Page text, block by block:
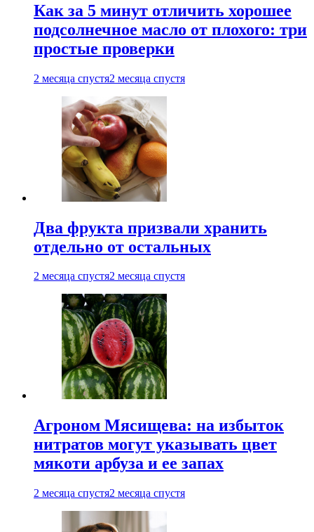
Как за 5 минут отличить хорошее
подсолнечное масло от плохого: три
простые проверки
2 месяца спустя2 месяца спустя
Два фрукта призвали хранить
отдельно от остальных
2 месяца спустя2 месяца спустя
Агроном Мясищева: на избыток
нитратов могут указывать цвет
мякоти арбуза и ее запах
2 месяца спустя2 месяца спустя